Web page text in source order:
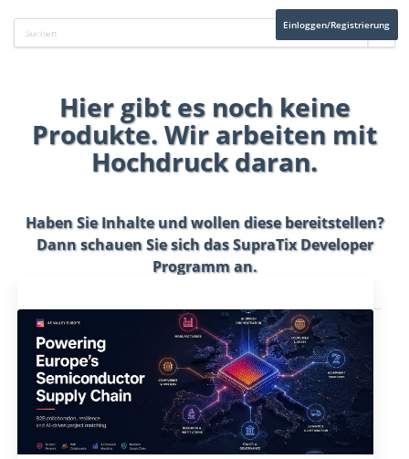
Einloggen/Registrierung
Hier gibt es noch keine
Produkte. Wir arbeiten mit
Hochdruck daran.
Haben Sie Inhalte und wollen diese bereitstellen?
Dann schauen Sie sich dasSupraTix Developer
Programman.